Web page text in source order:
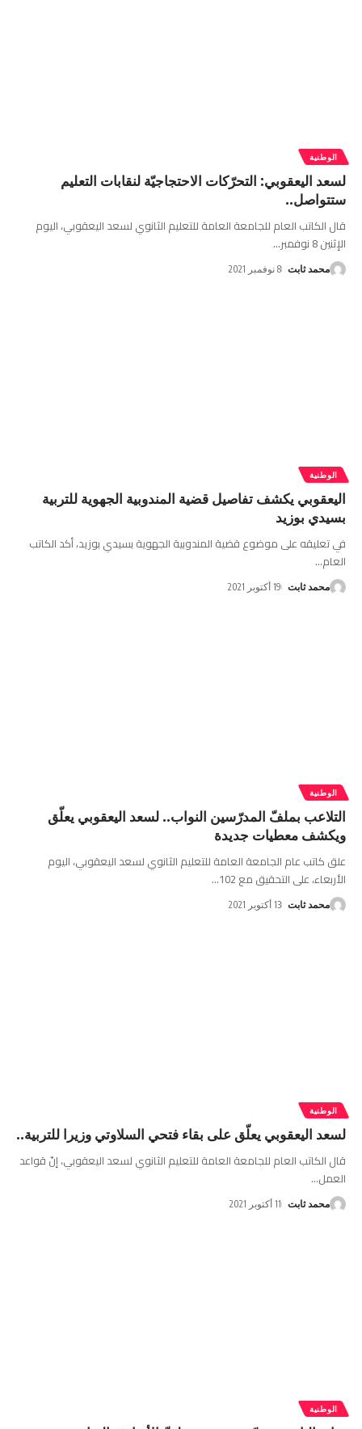
الوطنية
لسعد اليعقوبي: التحرّكات الاحتجاجيّة لنقابات التعليم
ستتواصل..
قال الكاتب العام للجامعة العامة للتعليم الثانوي لسعد اليعقوبي، اليوم
الإثنين 8 نوفمبر
…
محمد ثابت 8 نوفمبر 2021
الوطنية
اليعقوبي يكشف تفاصيل قضية المندوبية الجهوية للتربية
بسيدي بوزيد
في تعليقه على موضوع قضية المندوبية الجهوية بسيدي بوزيد، أكد الكاتب
العام…
محمد ثابت 19 أكتوبر 2021
الوطنية
التلاعب بملفّ المدرّسين النواب.. لسعد اليعقوبي يعلّق
ويكشف معطيات جديدة
علق كاتب عام الجامعة العامة للتعليم الثانوي لسعد اليعقوبي، اليوم
الأربعاء، على التحقيق مع 102
…
محمد ثابت 13 أكتوبر 2021
الوطنية
لسعد اليعقوبي يعلّق على بقاء فتحي السلاوتي وزيرا للتربية..
قال الكاتب العام للجامعة العامة للتعليم الثانوي لسعد اليعقوبي، إنّ قواعد
العمل…
محمد ثابت 11 أكتوبر 2021
الوطنية